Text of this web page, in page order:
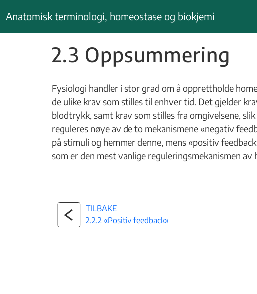
til
innhold
Anatomisk terminologi, homeostase og biokjemi
2.3 Oppsummering
Fysiologi handler i stor grad om å opprettholde
de ulike krav som stilles til enhver tid. Det gjelder
blodtrykk, samt krav som stilles fra omgivelsene,
reguleres nøye av de to mekanismene «negativ
på stimuli og hemmer denne, mens «positiv
som er den mest vanlige reguleringsmekanismen av
TILBAKE
2.2.2 «Positiv feedback»